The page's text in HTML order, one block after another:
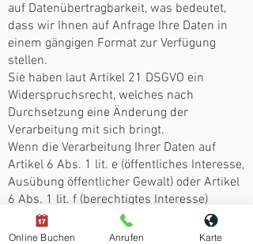
auf Datenübertragbarkeit, was bedeutet,
dass wir Ihnen auf Anfrage Ihre Daten in
einem gängigen Format zur Verfügung
stellen.
Sie haben laut Artikel 21 DSGVO ein
Widerspruchsrecht, welches nach
Durchsetzung eine Änderung der
Verarbeitung mit sich bringt.
Wenn die Verarbeitung Ihrer Daten auf
Artikel 6 Abs. 1 lit. e (öffentliches Interesse,
Ausübung öffentlicher Gewalt) oder Artikel
6 Abs. 1 lit. f (berechtigtes Interesse)
basiert, können Sie gegen die Verarbeitung
Widerspruch einlegen. Wir prüfen danach
Online Buchen Anrufen Karte